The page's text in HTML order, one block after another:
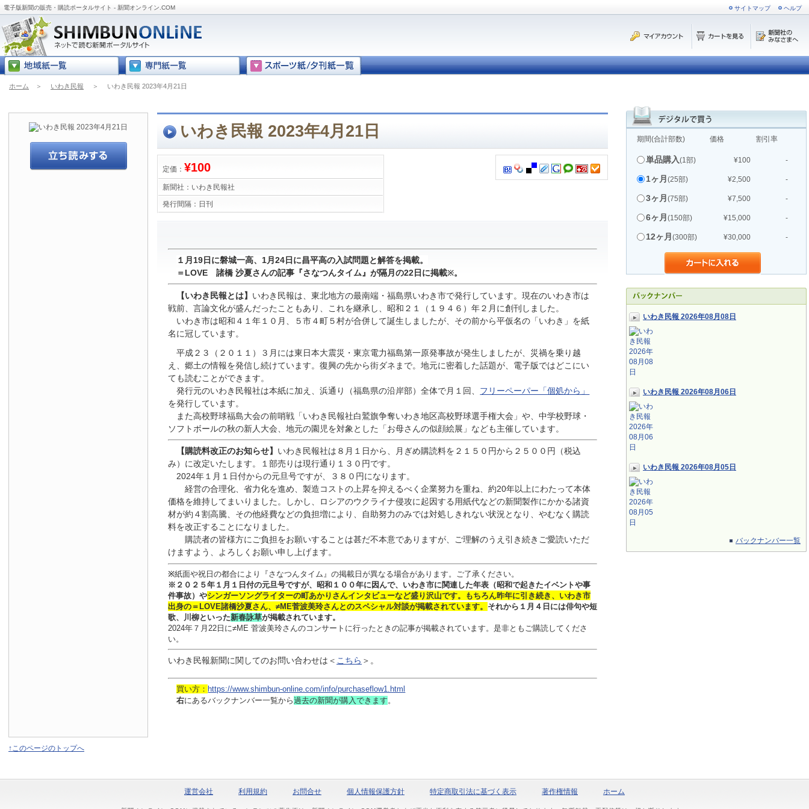
電子版新聞の販売・購読ポータルサイト - 新聞オンライン.COM サイトマップ ヘルプ
ホーム ＞ いわき民報 ＞ いわき民報 2023年4月21日
期間(合計部数) 価格 割引率
単品購入(1部) ¥100 -
1ヶ月 (25部) ¥2,500 -
3ヶ月 (75部) ¥7,500 -
6ヶ月 (150部) ¥15,000 -
12ヶ月 (300部) ¥30,000 -
いわき民報 2026年08月08日
いわき民報 2026年08月06日
いわき民報 2026年08月05日
バックナンバー一覧
いわき民報 2023年4月21日
定価： ¥100
新聞社： いわき民報社
発行間隔： 日刊
１月19日に磐城一高、1月24日に昌平高の入試問題と解答を掲載。
＝LOVE 諸橋 沙夏さんの記事『さなつんタイム』が隔月の22日に掲載※。
【いわき民報とは】 いわき民報は、東北地方の最南端・福島県いわき市で発行しています。現在のいわき市は
戦前、言論文化が盛んだったこともあり、これを継承し、昭和２１（１９４６）年２月に創刊しました。
いわき市は昭和４１年１０月、５市４町５村が合併して誕生しましたが、その前から平仮名の「いわき」を紙
名に冠しています。
平成２３（２０１１）３月には東日本大震災・東京電力福島第一原発事故が発生しましたが、災禍を乗り越
え、郷土の情報を発信し続けています。復興の先から街ダネまで。地元に密着した話題が、電子版ではどこにい
ても読むことができます。
発行元のいわき民報社は本紙に加え、浜通り（福島県の沿岸部）全体で月１回、 フリーペーパー「個処から」
を発行しています。
また高校野球福島大会の前哨戦「いわき民報社白鷲旗争奪いわき地区高校野球選手権大会」や、中学校野球・
ソフトボールの秋の新人大会、地元の園児を対象とした「お母さんの似顔絵展」なども主催しています。
【購読料改正のお知らせ】 いわき民報社は８月１日から、月ぎめ購読料を２１５０円から２５００円（税込
み）に改定いたします。１部売りは現行通り１３０円です。
2024年１月１日付からの元旦号ですが、３８０円になります。
経営の合理化、省力化を進め、製造コストの上昇を抑えるべく企業努力を重ね、約20年以上にわたって本体
価格を維持してまいりました。しかし、ロシアのウクライナ侵攻に起因する用紙代などの新聞製作にかかる諸資
材が約４割高騰、その他経費などの負担増により、自助努力のみでは対処しきれない状況となり、やむなく購読
料を改正することになりました。
購読者の皆様方にご負担をお願いすることは甚だ不本意でありますが、ご理解のうえ引き続きご愛読いただ
けますよう、よろしくお願い申し上げます。
※紙面や祝日の都合により『さなつんタイム』の掲載日が異なる場合があります。ご了承ください。
※ ２０２５年１月 １日 付の元旦号ですが、昭和１００年に因んで、いわき市に関連した年表（昭和で起きたイベントや事
件事故）やシンガーソングライターの町あかりさんインタビューなど盛り沢山です。
もちろん昨年に引き続き、いわき市
出身の ＝LOVE諸橋沙夏さん、≠ME菅波美玲さんとのスペシャル対談が掲載されています。 それから１月４日には俳句や短
歌、川柳といった新春詠草が掲載されています。
2024年７月22日に≠ME 菅波美玲さんのコンサートに行ったときの記事が掲載されています。是非ともご購読してくださ
い。
いわき民報新聞に関してのお問い合わせは ＜ こちら ＞。
買い方： https://www.shimbun-online.com/info/purchaseflow1.html
右にあるバックナンバー一覧から過去の新聞が購入できます。
↑このページのトップへ
運営会社 利用規約 お問合せ 個人情報保護方針 特定商取引法に基づく表示 著作権情報 ホーム